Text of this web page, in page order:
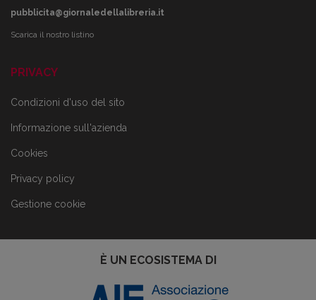
pubblicita@giornaledellalibreria.it
Scarica il nostro listino
PRIVACY
Condizioni d'uso del sito
Informazione sull'azienda
Cookies
Privacy policy
Gestione cookie
È UN ECOSISTEMA DI